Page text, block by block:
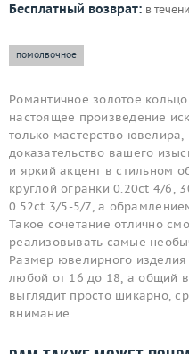
Бесплатный возврат: в
помолвочное
Романтичное золотое
настоящее произведение
только мастерство
доказательство вашего
и яркий акцент в стильном
круглой огранки 0.20ct 4/6,
0.52ct 3/5-5/7, а
Такое сочетание отлично
реализовывать самые
Размер ювелирного
любой от 16 до 18, а общий
выглядит просто шикарно,
внимание.